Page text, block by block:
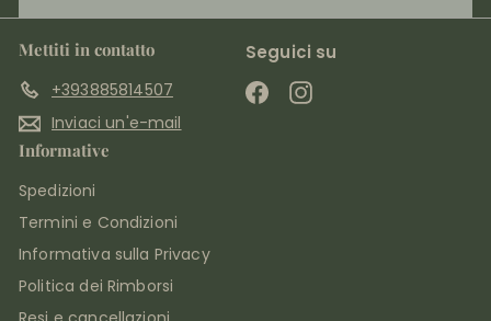
Mettiti in contatto
+393885814507
Inviaci un'e-mail
Seguici su
FacebookInstagram
Informative
Spedizioni
Termini e Condizioni
Informativa sulla Privacy
Politica dei Rimborsi